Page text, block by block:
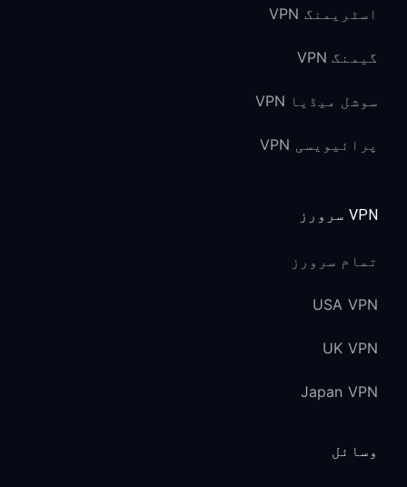
اسٹریمنگ VPN
گیمنگ VPN
سوشل میڈیا VPN
پرائیویسی VPN
VPN سرورز
تمام سرورز
USA VPN
UK VPN
Japan VPN
وسائل